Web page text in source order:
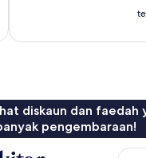
diskaun dan faedah
pengembaraan!